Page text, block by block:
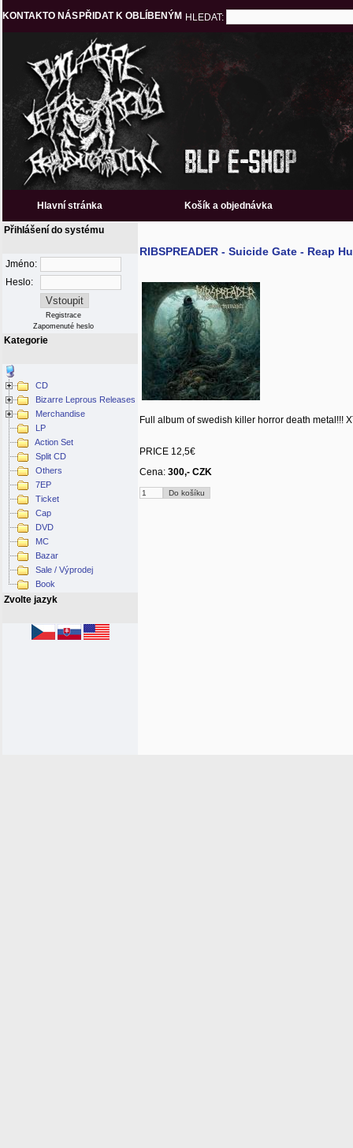
KONTAKTO NÁS PŘIDAT K OBLÍBENÝM HLEDAT:
Hlavní stránka Košík a objednávka
Přihlášení do systému
Jméno:
Heslo:
Registrace
Zapomenuté heslo
Kategorie
CD
Bizarre Leprous Releases
Merchandise
LP
Action Set
Split CD
Others
7EP
Ticket
Cap
DVD
MC
Bazar
Sale / Výprodej
Book
Zvolte jazyk
RIBSPREADER - Suicide Gate - Reap
Full album of swedish killer horror death metal!!!
PRICE 12,5€
Cena: 300,- CZK